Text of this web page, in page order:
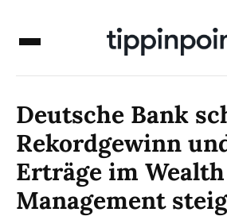
Deutsche Bank
Rekordgewinn
Erträge im Wealth
Management